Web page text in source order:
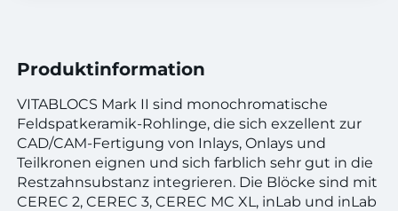
Produktinformation
VITABLOCS Mark II sind monochromatische
Feldspatkeramik-Rohlinge, die sich exzellent zur
CAD/CAM-Fertigung von Inlays, Onlays und
Teilkronen eignen und sich farblich sehr gut in die
Restzahnsubstanz integrieren. Die Blöcke sind mit
CEREC 2, CEREC 3, CEREC MC XL, inLab und inLab